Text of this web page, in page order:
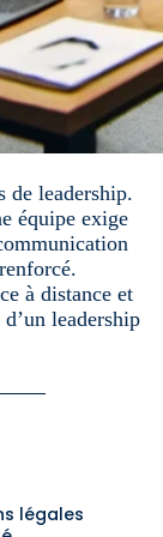
de leadership.
équipe exige
à distance et
leadership
légales